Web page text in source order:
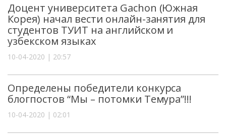
Доцент университета Gachon (Южная
Корея) начал вести онлайн-занятия для
студентов ТУИТ на английском и
узбекском языках
10-04-2020 | 20:57
Определены победители конкурса
блогпостов “Мы – потомки Темура”!!!
10-04-2020 | 02:01